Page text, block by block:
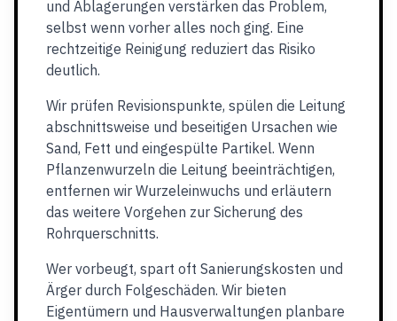
und Ablagerungen verstärken das Problem,
selbst wenn vorher alles noch ging. Eine
rechtzeitige Reinigung reduziert das Risiko
deutlich.
Wir prüfen Revisionspunkte, spülen die Leitung
abschnittsweise und beseitigen Ursachen wie
Sand, Fett und eingespülte Partikel. Wenn
Pflanzenwurzeln die Leitung beeinträchtigen,
entfernen wir Wurzeleinwuchs und erläutern
das weitere Vorgehen zur Sicherung des
Rohrquerschnitts.
Wer vorbeugt, spart oft Sanierungskosten und
Ärger durch Folgeschäden. Wir bieten
Eigentümern und Hausverwaltungen planbare